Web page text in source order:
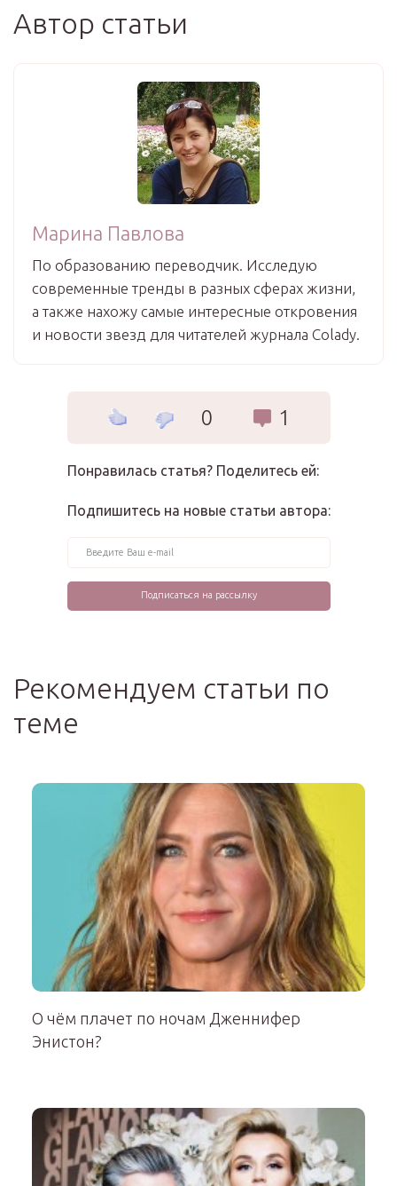
Автор статьи
Марина Павлова
По образованию переводчик. Исследую
современные тренды в разных сферах жизни,
а также нахожу самые интересные откровения
и новости звезд для читателей журнала Colady.
0 1
Понравилась статья? Поделитесь ей:
Подпишитесь на новые статьи автора:
Рекомендуем статьи по
теме
О чём плачет по ночам Дженнифер
Энистон?